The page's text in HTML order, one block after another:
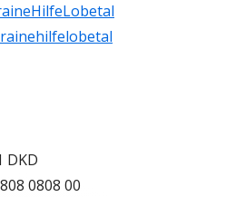
DKD
0808 00